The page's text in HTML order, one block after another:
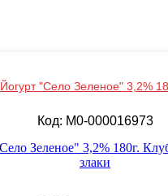
Йогурт "Село Зеленое" 3,2%
Код: M0-000016973